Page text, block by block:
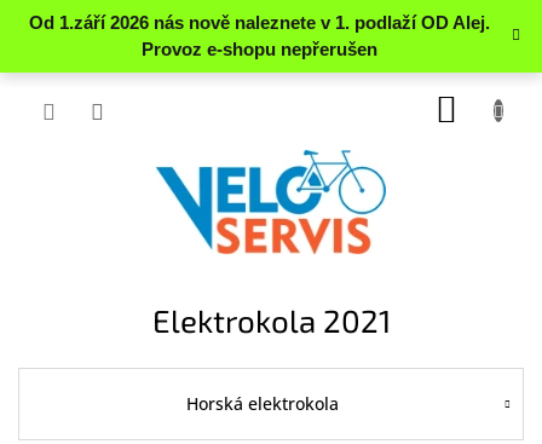
Přejít
Elektrokola 2021
Horská elektrokola